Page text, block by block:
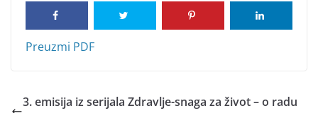
Preuzmi PDF
3. emisija iz serijala Zdravlje-snaga za život – o radu